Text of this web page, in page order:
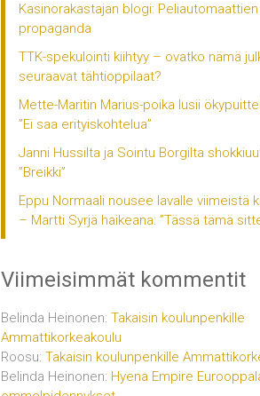
Kasinorakastajan blogi: Peliautomaattien
propaganda
TTK-spekulointi kiihtyy – ovatko nämä
seuraavat tähtioppilaat?
Mette-Maritin Marius-poika lusii
”Ei saa erityiskohtelua”
Janni Hussilta ja Sointu Borgilta
”Breikki”
Eppu Normaali nousee lavalle viimeistä
– Martti Syrjä haikeana: ”Tässä tämä
Viimeisimmät kommentit
Belinda Heinonen: Takaisin koulunpenkille
Ammattikorkeakoulu
Roosu: Takaisin koulunpenkille
Belinda Heinonen: Hyena Empire